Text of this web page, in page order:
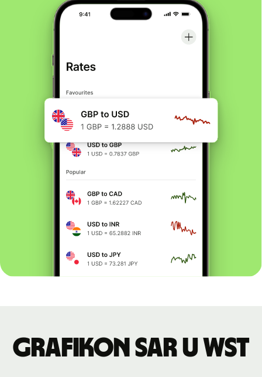
Grafikon SAR u WST